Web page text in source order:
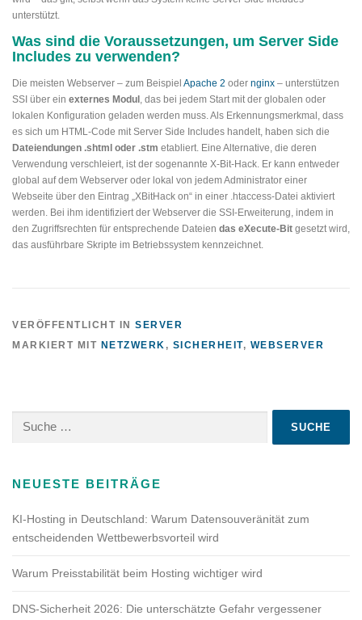
unterstützt.
Was sind die Voraussetzungen, um Server Side
Includes zu verwenden?
Die meisten Webserver – zum Beispiel Apache 2 oder nginx – unterstützen
SSI über ein externes Modul , das bei jedem Start mit der globalen oder
lokalen Konfiguration geladen werden muss. Als Erkennungsmerkmal, dass
es sich um HTML-Code mit Server Side Includes handelt, haben sich die
Dateiendungen .shtml oder .stm etabliert. Eine Alternative, die deren
Verwendung verschleiert, ist der sogenannte X-Bit-Hack. Er kann entweder
global auf dem Webserver oder lokal von jedem Administrator einer
Webseite über den Eintrag „XBitHack on“ in einer .htaccess-Datei aktiviert
werden. Bei ihm identifiziert der Webserver die SSI-Erweiterung, indem in
den Zugriffsrechten für entsprechende Dateien das eXecute-Bit gesetzt wird,
das ausführbare Skripte im Betriebssystem kennzeichnet.
VERÖFFENTLICHT IN SERVER
MARKIERT MIT NETZWERK , SICHERHEIT, WEBSERVER
nach:
NEUESTE BEITRÄGE
KI-Hosting in Deutschland: Warum Datensouveränität zum
entscheidenden Wettbewerbsvorteil wird
Warum Preisstabilität beim Hosting wichtiger wird
DNS-Sicherheit 2026: Die unterschätzte Gefahr vergessener